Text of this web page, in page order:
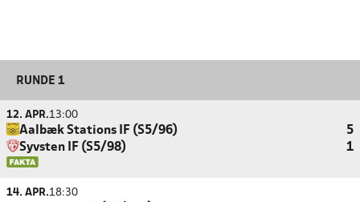
RUNDE 1
12. APR.13:00
Aalbæk Stations IF (S5/96)
5
Syvsten IF (S5/98)
1
14. APR.18:30